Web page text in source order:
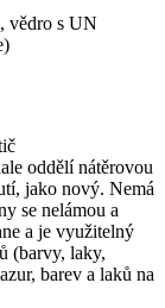
vědro s UN
oddělí nátěrovou
jako nový. Nemá
se nelámou a
a je využitelný
(barvy, laky,
barev a laků na